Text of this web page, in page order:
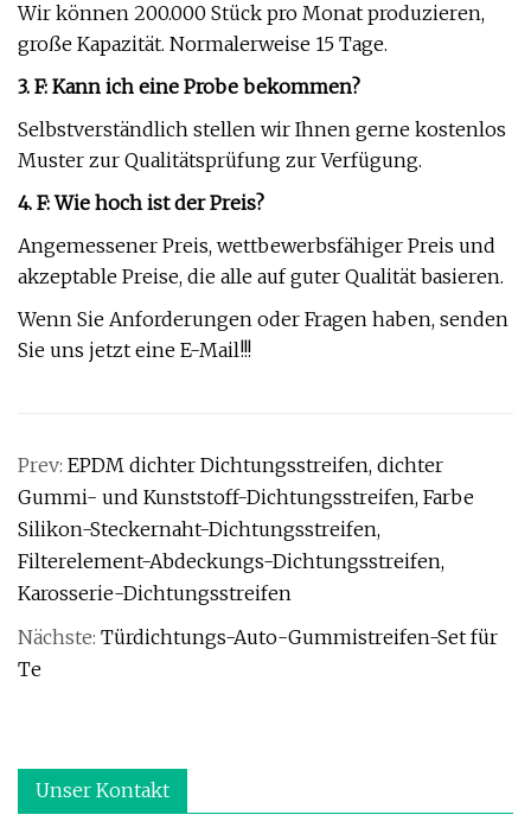
Wir können 200.000 Stück pro Monat produzieren,
große Kapazität. Normalerweise 15 Tage.
3. F: Kann ich eine Probe bekommen?
Selbstverständlich stellen wir Ihnen gerne kostenlos
Muster zur Qualitätsprüfung zur Verfügung.
4. F: Wie hoch ist der Preis?
Angemessener Preis, wettbewerbsfähiger Preis und
akzeptable Preise, die alle auf guter Qualität basieren.
Wenn Sie Anforderungen oder Fragen haben, senden
Sie uns jetzt eine E-Mail!!!
Prev: EPDM dichter Dichtungsstreifen, dichter
Gummi- und Kunststoff-Dichtungsstreifen, Farbe
Silikon-Steckernaht-Dichtungsstreifen,
Filterelement-Abdeckungs-Dichtungsstreifen,
Karosserie-Dichtungsstreifen
Nächste: Türdichtungs-Auto-Gummistreifen-Set für
Te
Unser Kontakt